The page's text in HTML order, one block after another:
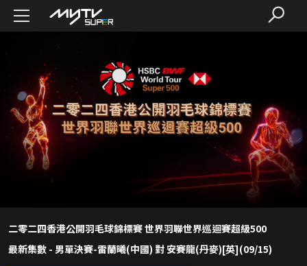
二零二四香港公開羽毛球錦標賽 世界羽聯世界巡迴賽超級500
最新集數 - 男單決賽-雷蘭曦(中國) 對 安賽龍(丹麥)[英](09/15)